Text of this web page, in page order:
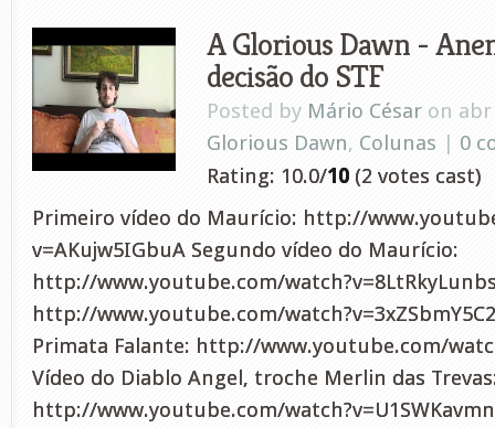
A Glorious Dawn -
decisão do STF
Posted by Mário César on
Glorious Dawn, Colunas | 0
Rating: 10.0/10 (2 votes cast)
Primeiro vídeo do Maurício: http://
v=AKujw5IGbuA Segundo vídeo do Maurício:
http://www.youtube.com/
http://www.youtube.com/
Primata Falante: http://www.youtube.com/
Vídeo do Diablo Angel, troche Merlin das
http://www.youtube.com/